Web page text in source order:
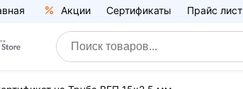
Акции Сертификаты Прайс лист